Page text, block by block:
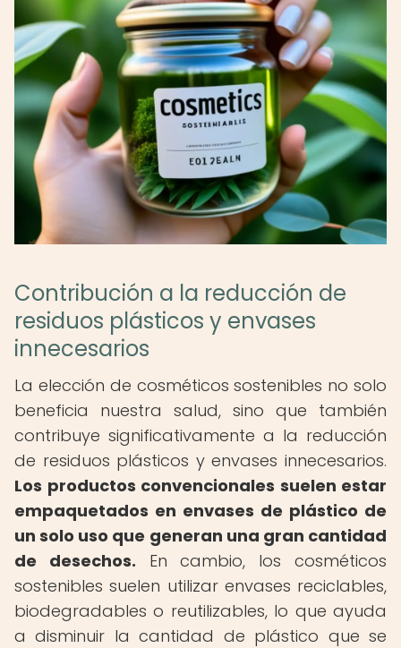
Contribución a la reducción de
residuos plásticos y envases
innecesarios
La elección de cosméticos sostenibles no solo
beneficia nuestra salud, sino que también
contribuye significativamente a la reducción
de residuos plásticos y envases innecesarios.
Los productos convencionales suelen estar
empaquetados en envases de plástico de
un solo uso que generan una gran cantidad
de desechos. En cambio, los cosméticos
sostenibles suelen utilizar envases reciclables,
biodegradables o reutilizables, lo que ayuda
a disminuir la cantidad de plástico que se